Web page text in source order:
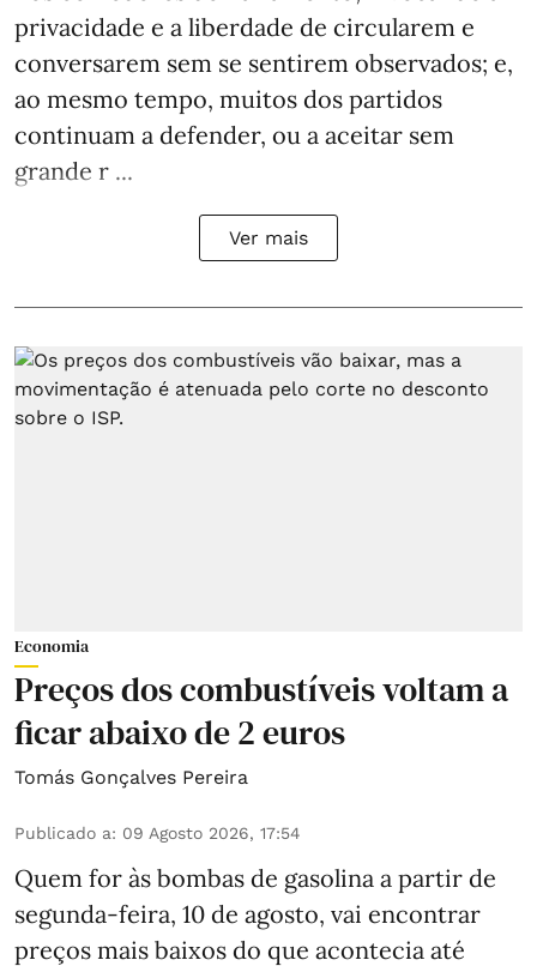
privacidade e a liberdade de circularem e
conversarem sem se sentirem observados; e,
ao mesmo tempo, muitos dos partidos
continuam a defender, ou a aceitar sem
grande r ...
Ver mais
Economia
Preços dos combustíveis voltam a
ficar abaixo de 2 euros
Tomás Gonçalves Pereira
Publicado a: 09 Agosto 2026, 17:54
Quem for às bombas de gasolina a partir de
segunda-feira, 10 de agosto, vai encontrar
preços mais baixos do que acontecia até